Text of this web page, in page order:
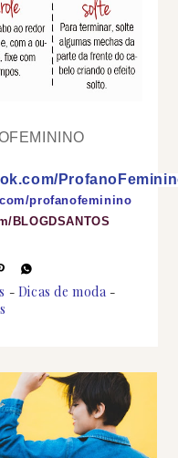
ProfanoFe
profanofeminino
BLOGDSANTOS
Dicas de moda